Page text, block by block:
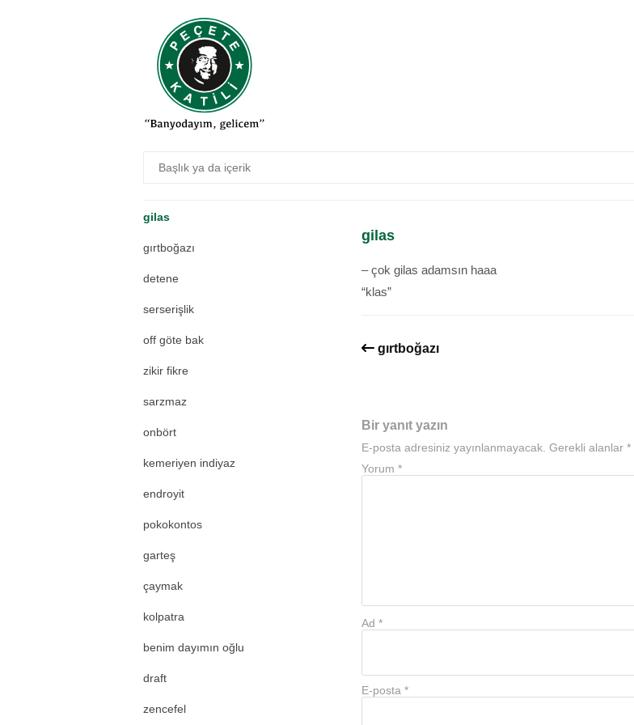
günafer
mokemmel
papa 10. jambon
dış mihraçlar
gilas
gırtboğazı
detene
serserişlik
off göte bak
zikir fikre
sarzmaz
onbört
kemeriyen indiyaz
endroyit
pokokontos
garteş
çaymak
kolpatra
benim dayımın oğlu
draft
zencefel
gilas
– çok gilas adamsın haaa
“klas”
gırtboğazı
Bir yanıt yazın
E-posta adresiniz yayınlanmayacak. Gerekli alanlar *
Yorum *
Ad *
E-posta *